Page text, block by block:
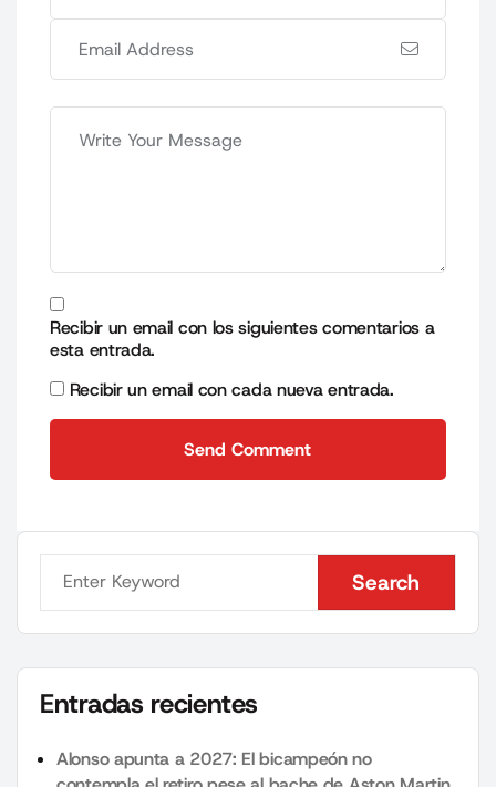
Recibir un email con los siguientes comentarios a
esta entrada.
Recibir un email con cada nueva entrada.
Send Comment
Search
Search
Entradas recientes
Alonso apunta a 2027: El bicampeón no